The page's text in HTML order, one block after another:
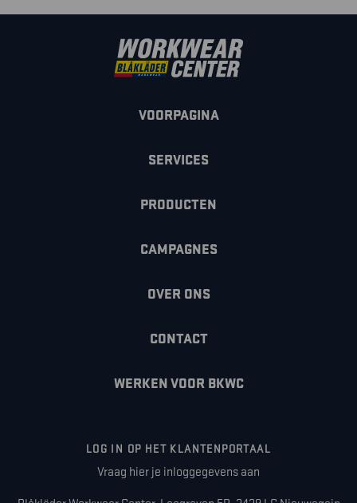
VOORPAGINA
SERVICES
PRODUCTEN
CAMPAGNES
OVER ONS
CONTACT
WERKEN VOOR BKWC
LOG IN OP HET KLANTENPORTAAL
Vraag hier je inloggegevens aan